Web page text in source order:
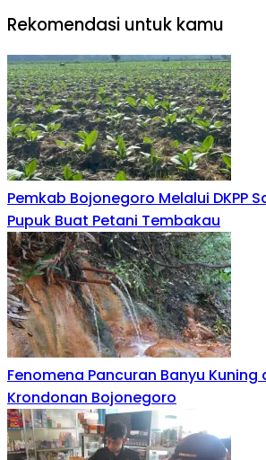
Rekomendasi untuk kamu
Pemkab Bojonegoro Melalui DKPP
Pupuk Buat Petani Tembakau
Fenomena Pancuran Banyu Kuning
Krondonan Bojonegoro